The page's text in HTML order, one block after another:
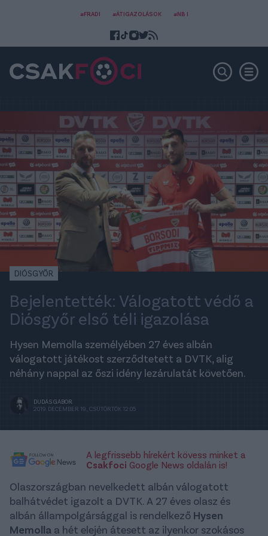
#FRADI #ÁTIGAZOLÁSOK #NB I
DIÓSGYŐR
Bejelentették: Válogatott védő a
Diósgyőr első téli igazolása
Hysen Memolla személyében 27 éves albán
válogatott játékost szerződtetett a DVTK, alig
néhány nappal az őszi idény lezárulatát követően.
DUDÁS GÁBOR
2019. DECEMBER 19., CSÜTÖRTÖK 12:05
A legfrissebb hírekért kövess minket a
Csakfoci Google News oldalán is!
Olaszországban nevelkedett albán válogatott
balhátvédet igazolt a DVTK. A 27 éves olasz és
albán állampolgársággal is rendelkező Hysen
Memolla a hét elején átesett az ilyenkor szokásos